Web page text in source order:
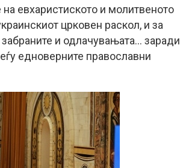
евхаристиското и молитвеното
црковен раскол, и за
и одлачувањата… заради
едноверните православни